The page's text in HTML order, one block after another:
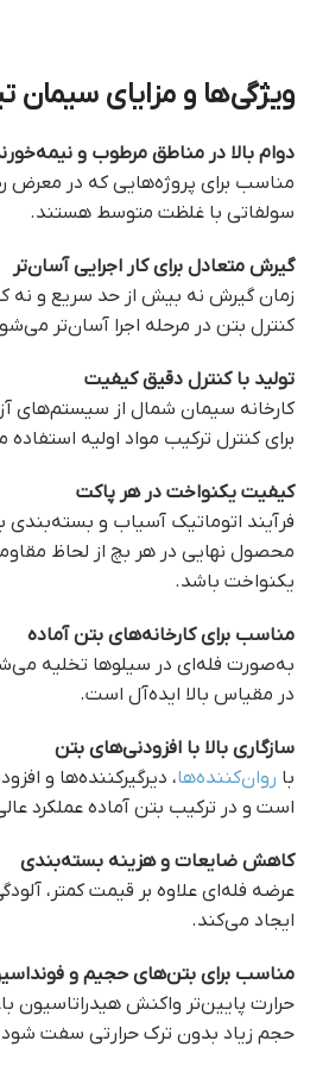
ویژگی‌ها و مزایای سیمان تیپ ۲ فله
دوام بالا در مناطق مرطوب و
مناسب برای پروژه‌هایی که در
سولفاتی با غلظت متوسط هستند.
گیرش متعادل برای کار اجرایی آسان‌تر
زمان گیرش نه بیش از حد سریع و نه
کنترل بتن در مرحله اجرا آسان‌تر
تولید با کنترل دقیق کیفیت
کارخانه سیمان شمال از سیستم‌های
برای کنترل ترکیب مواد اولیه
کیفیت یکنواخت در هر پاکت
فرآیند اتوماتیک آسیاب و
محصول نهایی در هر بچ از لحاظ
یکنواخت باشد.
مناسب برای کارخانه‌های بتن آماده
به‌صورت فله‌ای در سیلوها تخلیه
در مقیاس بالا ایده‌آل است.
سازگاری بالا با افزودنی‌های بتن
با روان‌کننده‌ها، دیرگیرکننده‌ها و
است و در ترکیب بتن آماده عملکرد
کاهش ضایعات و هزینه بسته‌بندی
عرضه فله‌ای علاوه بر قیمت کمتر،
ایجاد می‌کند.
مناسب برای بتن‌های حجیم و
حرارت پایین‌تر واکنش هیدراتاسیون
حجم زیاد بدون ترک حرارتی سفت